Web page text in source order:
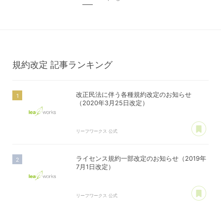
規約改定 記事ランキング
改正民法に伴う各種規約改定のお知らせ
（2020年3月25日改定）
リーフワークス 公式
ライセンス規約一部改定のお知らせ（2019年
7月1日改定）
リーフワークス 公式